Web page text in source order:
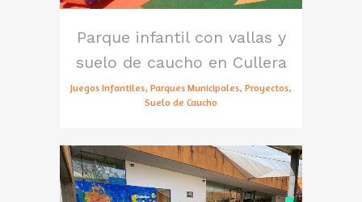
Parque infantil con vallas y
suelo de caucho en Cullera
Juegos Infantiles, Parques Municipales, Proyectos,
Suelo de Caucho